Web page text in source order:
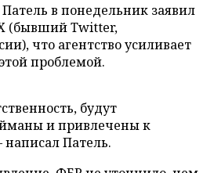
в понедельник заявил
(бывший Twitter,
что агентство усиливает
проблемой.
будут
и привлечены к
написал Патель.